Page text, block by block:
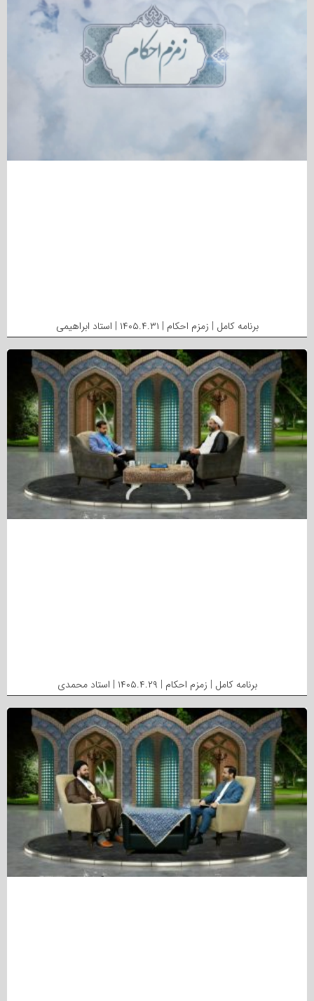
برنامه کامل | زمزم احکام | ۱۴۰۵.۴.۳۱ | استاد ابراهیمی
برنامه کامل | زمزم احکام | ۱۴۰۵.۴.۲۹ | استاد محمدی